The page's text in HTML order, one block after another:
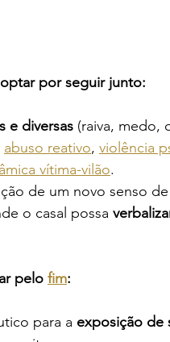
por seguir junto:
e diversas (raiva, medo,
abuso reativo, violência
vítima-vilão.
de um novo senso de
o casal possa
pelo fim:
para a exposição de